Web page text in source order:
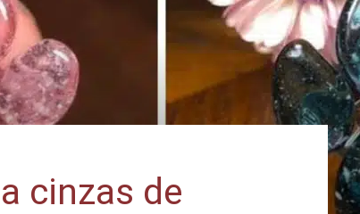
cinzas de